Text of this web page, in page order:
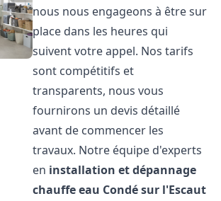
nous nous engageons à être sur
place dans les heures qui
suivent votre appel. Nos tarifs
sont compétitifs et
transparents, nous vous
fournirons un devis détaillé
avant de commencer les
travaux. Notre équipe d'experts
en installation et dépannage
chauffe eau Condé sur l'Escaut